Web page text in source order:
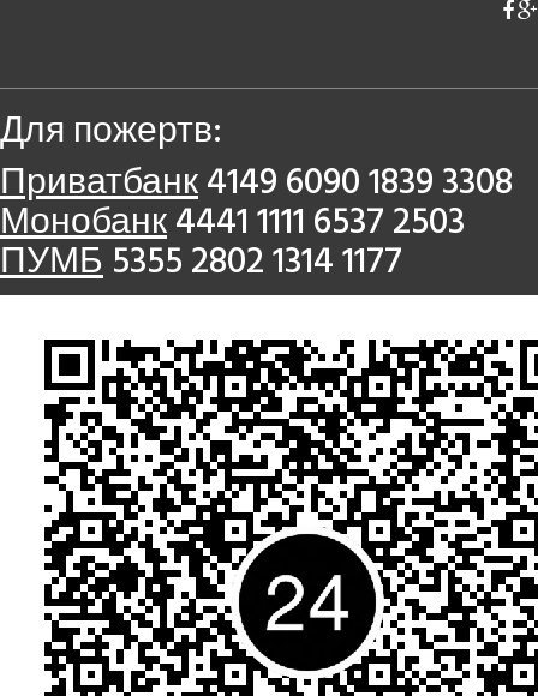
Для пожертв:
Приватбанк4149 6090 1839 3308
Монобанк4441 1111 6537 2503
ПУМБ5355 2802 1314 1177